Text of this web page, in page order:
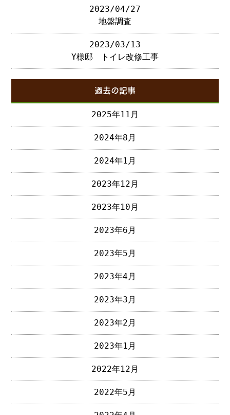
2023/04/27
地盤調査
2023/03/13
Y様邸 トイレ改修工事
過去の記事
2025年11月
2024年8月
2024年1月
2023年12月
2023年10月
2023年6月
2023年5月
2023年4月
2023年3月
2023年2月
2023年1月
2022年12月
2022年5月